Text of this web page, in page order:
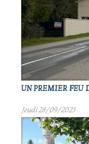
UN PREMIER FEU
Jeudi 28/09/2023